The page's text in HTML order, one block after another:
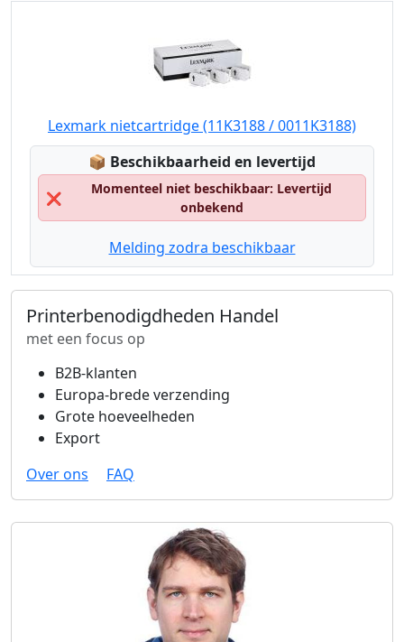
Lexmark nietcartridge (11K3188 / 0011K3188)
📦 Lagerstatus:
Beschikbaarheid en levertijd
❌
Momenteel niet beschikbaar: Levertijd
onbekend
Melding zodra beschikbaar
Printerbenodigdheden Handel
met een focus op
B2B-klanten
Europa-brede verzending
Grote hoeveelheden
Export
Over ons
FAQ